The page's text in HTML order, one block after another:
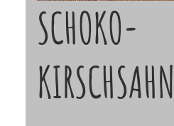
SCHOKO-